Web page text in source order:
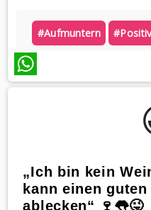
#aufmuntern
WhatsApp
„Ich bin kein
kann einen
ablecken“ 🍷👅😜